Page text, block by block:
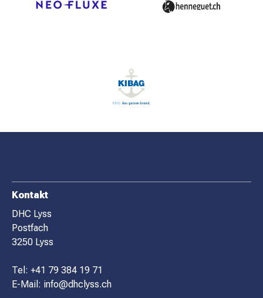
MATCHBESUCH
F
O
O
T
E
R
Kontakt
DHC Lyss
Postfach
3250 Lyss
Tel: +41 79 384 19 71
E-Mail: info@dhclyss.ch